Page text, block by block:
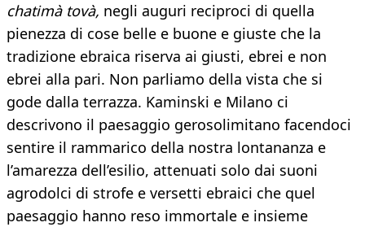
chatimà tovà, negli auguri reciproci di quella
pienezza di cose belle e buone e giuste che la
tradizione ebraica riserva ai giusti, ebrei e non
ebrei alla pari. Non parliamo della vista che si
gode dalla terrazza. Kaminski e Milano ci
descrivono il paesaggio gerosolimitano facendoci
sentire il rammarico della nostra lontananza e
l’amarezza dell’esilio, attenuati solo dai suoni
agrodolci di strofe e versetti ebraici che quel
paesaggio hanno reso immortale e insieme